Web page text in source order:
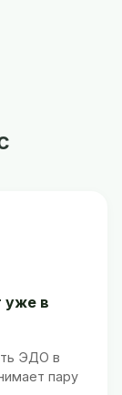
уже в
ЭДО в
пару